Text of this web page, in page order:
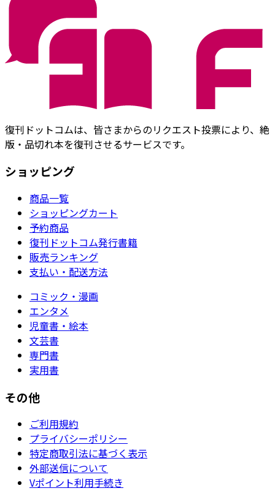
復刊ドットコムは、皆さまからのリクエスト投票により、絶
版・品切れ本を復刊させるサービスです。
ショッピング
商品一覧
ショッピングカート
予約商品
復刊ドットコム発行書籍
販売ランキング
支払い・配送方法
コミック・漫画
エンタメ
児童書・絵本
文芸書
専門書
実用書
その他
ご利用規約
プライバシーポリシー
特定商取引法に基づく表示
外部送信について
Vポイント利用手続き